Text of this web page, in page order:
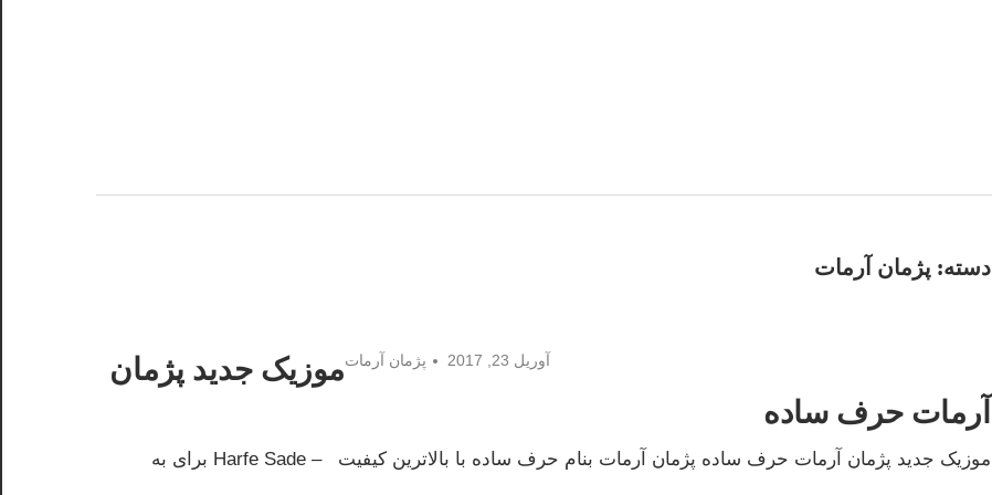
دسته:پژمان آرمات
آوریل 23, 2017 پژمان آرماتموزیک جدید پژمان
آرمات حرف ساده
موزیک جدید پژمان آرمات حرف ساده پژمان آرمات بنام حرف ساده با بالاترین کیفیت – Harfe Sade برای به